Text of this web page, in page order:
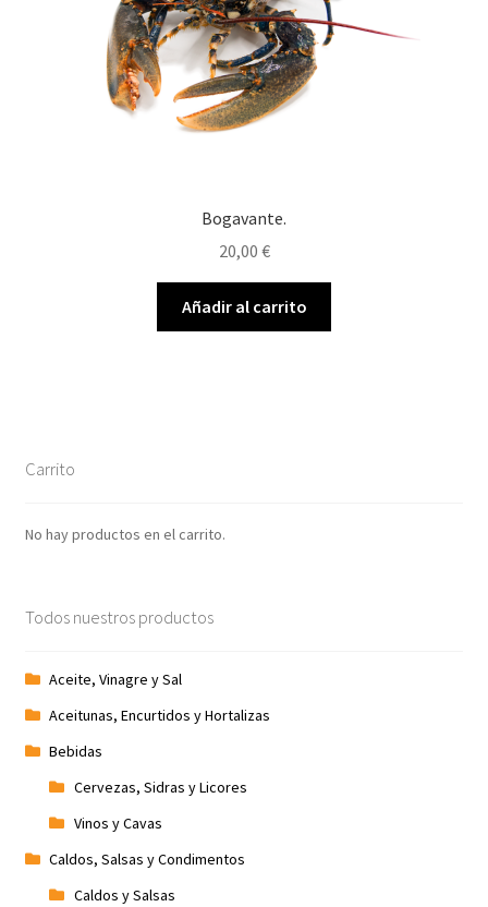
Bogavante.
20,00 €
Añadir al carrito
Carrito
No hay productos en el carrito.
Todos nuestros productos
Aceite, Vinagre y Sal
Aceitunas, Encurtidos y Hortalizas
Bebidas
Cervezas, Sidras y Licores
Vinos y Cavas
Caldos, Salsas y Condimentos
Caldos y Salsas